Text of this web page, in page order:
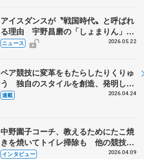
アイスダンスが〝戦国時代〟と呼ばれ
る理由 宇野昌磨の「しょまりん」ら
実力者が相次いで参戦 国内の競争激
ニュース 2026.05.22
ペア競技に変革をもたらしたりくりゅ
う 独自のスタイルを創造、発明した
【引退発表後②】
連載 2026.04.24
中野園子コーチ、教えるためにたこ焼
きを焼いてトイレ掃除も 他の競技に
も通用するという坂本花織の筋肉
インタビュー 2026.04.09